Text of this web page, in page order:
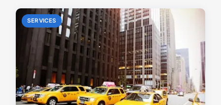
SERVICES